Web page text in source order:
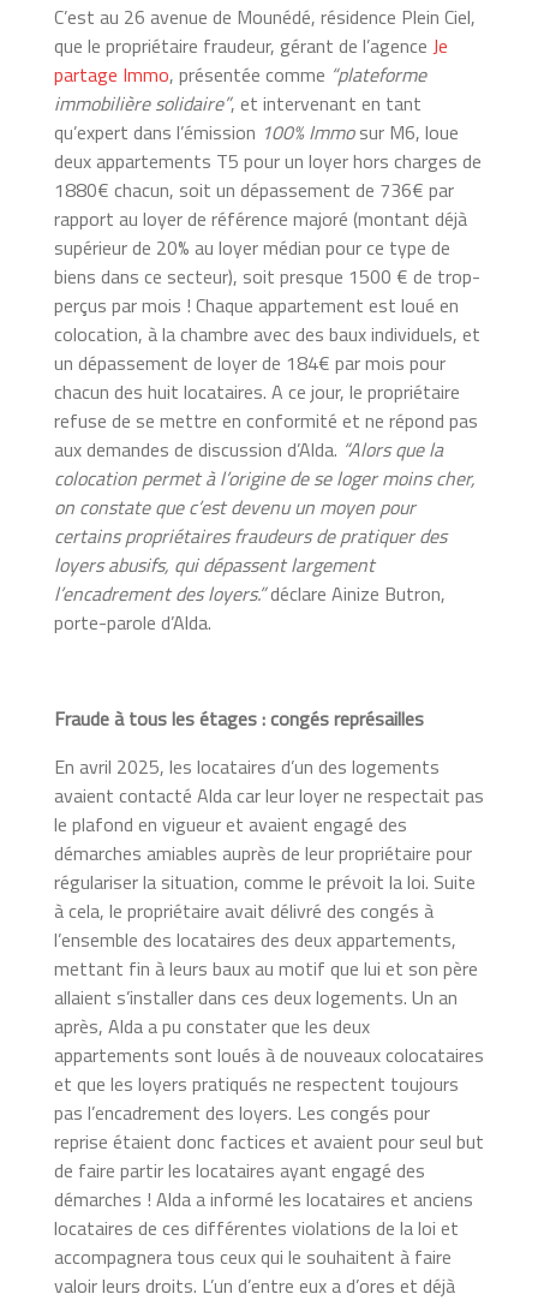
C’est au 26 avenue de Mounédé, résidence Plein Ciel,
que le propriétaire fraudeur, gérant de l’agence Je
partage Immo, présentée comme “plateforme
immobilière solidaire”, et intervenant en tant
qu’expert dans l’émission 100% Immosur M6, loue
deux appartements T5 pour un loyer hors charges de
1880€ chacun, soit un dépassement de 736€ par
rapport au loyer de référence majoré (montant déjà
supérieur de 20% au loyer médian pour ce type de
biens dans ce secteur), soit presque 1500 € de trop-
perçus par mois ! Chaque appartement est loué en
colocation, à la chambre avec des baux individuels, et
un dépassement de loyer de 184€ par mois pour
chacun des huit locataires. A ce jour, le propriétaire
refuse de se mettre en conformité et ne répond pas
aux demandes de discussion d’Alda. “Alors que la
colocation permet à l’origine de se loger moins cher,
on constate que c’est devenu un moyen pour
certains propriétaires fraudeurs de pratiquer des
loyers abusifs, qui dépassent largement
l’encadrement des loyers.”déclare Ainize Butron,
porte-parole d’Alda.
Fraude à tous les étages : congés représailles
En avril 2025, les locataires d’un des logements
avaient contacté Alda car leur loyer ne respectait pas
le plafond en vigueur et avaient engagé des
démarches amiables auprès de leur propriétaire pour
régulariser la situation, comme le prévoit la loi. Suite
à cela, le propriétaire avait délivré des congés à
l’ensemble des locataires des deux appartements,
mettant fin à leurs baux au motif que lui et son père
allaient s’installer dans ces deux logements. Un an
après, Alda a pu constater que les deux
appartements sont loués à de nouveaux colocataires
et que les loyers pratiqués ne respectent toujours
pas l’encadrement des loyers. Les congés pour
reprise étaient donc factices et avaient pour seul but
de faire partir les locataires ayant engagé des
démarches ! Alda a informé les locataires et anciens
locataires de ces différentes violations de la loi et
accompagnera tous ceux qui le souhaitent à faire
valoir leurs droits. L’un d’entre eux a d’ores et déjà